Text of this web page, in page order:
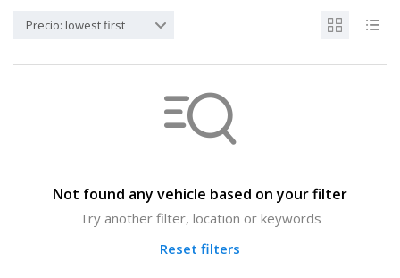
Precio: lowest first
Not found any vehicle based on your filter
Try another filter, location or keywords
Reset filters